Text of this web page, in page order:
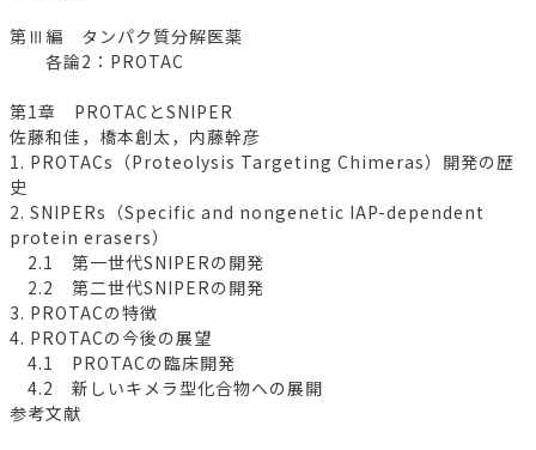
第Ⅲ編 タンパク質分解医薬
各論2：PROTAC
第1章 PROTACとSNIPER
佐藤和佳，橋本創太，内藤幹彦
1. PROTACs（Proteolysis Targeting Chimeras）開発の歴
史
2. SNIPERs（Specific and nongenetic IAP-dependent
protein erasers）
2.1 第一世代SNIPERの開発
2.2 第二世代SNIPERの開発
3. PROTACの特徴
4. PROTACの今後の展望
4.1 PROTACの臨床開発
4.2 新しいキメラ型化合物への展開
参考文献